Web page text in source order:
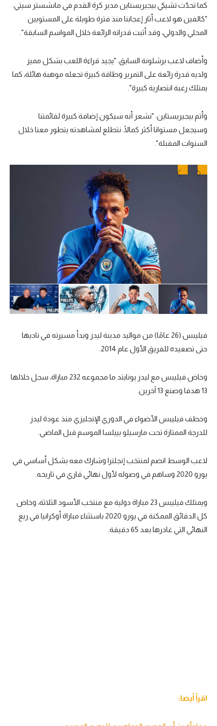
كما تحدّث تشيكي بيجيريستاين مدير كرة القدم في مانشستر سيتي:
"كالفين هو لاعب أثار إعجابنا منذ فترة طويلة على المستويين
المحلي والدولي، وقد أثبت قدراته الرائعة خلال المواسم السابقة".
وأضاف لاعب برشلونة السابق: "يجيد قراءة اللعب بشكل مميز
ولديه قدرة رائعة على التمرير وطاقة كبيرة تجعله موهبة هائلة، كما
يمتلك رغبة انتصارية كبيرة".
وأتم بيجيريستاين: "نشعر أنه سيكون إضافة كبيرة لقائمتنا
وسيجعل مستوانا أكثر كمالًا. نتطلع لمشاهدته يتطور معنا خلال
السنوات المقبلة".
فيليبس (26 عامًا) من مواليد مدينة ليدز وبدأ مسيرته في ناديها
حتى تصعيده للفريق الأول عام 2014.
وخاض فيليبس مع ليدز يونايتد ما مجموعه 232 مباراة، سجل خلالها
13 هدفا وصنع 13 آخرين.
وخطف فيليبس الأضواء في الدوري الإنجليزي منذ عودة ليدز
للدرجة الممتازة تحت مارسيلو بييلسا الموسم قبل الماضي.
لاعب الوسط انضم لمنتخب إنجلترا وشارك معه بشكل أساسي في
يورو 2020 وساهم في وصوله لأول نهائي قاري في تاريخه.
ويمتلك فيليبس 23 مباراة دولية مع منتخب الأسود الثلاثة، وخاض
كل الدقائق الممكنة في يورو 2020 باستثناء مباراة أوكرانيا في ربع
النهائي التي غادرها بعد 65 دقيقة.
اقرأ أيضا: